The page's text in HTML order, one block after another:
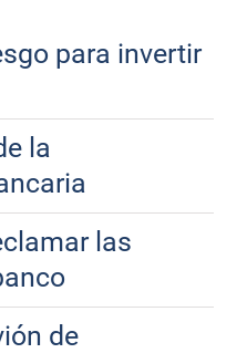
para invertir
la
las
de